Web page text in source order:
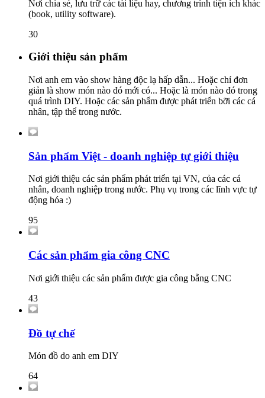
Nơi chia sẻ, lưu trữ các tài liệu hay, chương trình tiện ích khác
(book, utility software).
30
Giới thiệu sản phẩm
Nơi anh em vào show hàng độc lạ hấp dẫn... Hoặc chỉ đơn
giản là show món nào đó mới có... Hoặc là món nào đó trong
quá trình DIY. Hoặc các sản phẩm được phát triển bỡi các cá
nhân, tập thể trong nước.
Sản phẩm Việt - doanh nghiệp tự giới thiệu
Nơi giới thiệu các sản phẩm phát triển tại VN, của các cá
nhân, doanh nghiệp trong nước. Phụ vụ trong các lĩnh vực tự
động hóa :)
95
Các sản phẩm gia công CNC
Nơi giới thiệu các sản phẩm được gia công bằng CNC
43
Đồ tự chế
Món đồ do anh em DIY
64